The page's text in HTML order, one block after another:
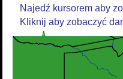
Najedź kursorem aby
Kliknij aby zobaczyć